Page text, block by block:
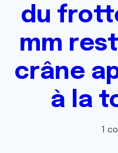
du
mm
crâne
à la
1